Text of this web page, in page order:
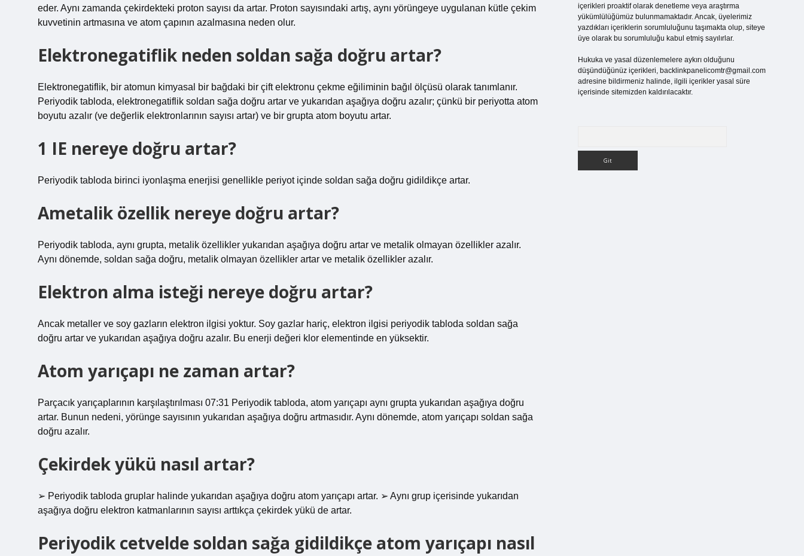
eder. Aynı zamanda çekirdekteki proton sayısı da artar. Proton sayısındaki artış, aynı yörüngeye uygulanan kütle çekim
kuvvetinin artmasına ve atom çapının azalmasına neden olur.
Elektronegatiflik neden soldan sağa doğru artar?
Elektronegatiflik, bir atomun kimyasal bir bağdaki bir çift elektronu çekme eğiliminin bağıl ölçüsü olarak tanımlanır.
Periyodik tabloda, elektronegatiflik soldan sağa doğru artar ve yukarıdan aşağıya doğru azalır; çünkü bir periyotta atom
boyutu azalır (ve değerlik elektronlarının sayısı artar) ve bir grupta atom boyutu artar.
1 IE nereye doğru artar?
Periyodik tabloda birinci iyonlaşma enerjisi genellikle periyot içinde soldan sağa doğru gidildikçe artar.
Ametalik özellik nereye doğru artar?
Periyodik tabloda, aynı grupta, metalik özellikler yukarıdan aşağıya doğru artar ve metalik olmayan özellikler azalır.
Aynı dönemde, soldan sağa doğru, metalik olmayan özellikler artar ve metalik özellikler azalır.
Elektron alma isteği nereye doğru artar?
Ancak metaller ve soy gazların elektron ilgisi yoktur. Soy gazlar hariç, elektron ilgisi periyodik tabloda soldan sağa
doğru artar ve yukarıdan aşağıya doğru azalır. Bu enerji değeri klor elementinde en yüksektir.
Atom yarıçapı ne zaman artar?
Parçacık yarıçaplarının karşılaştırılması 07:31 Periyodik tabloda, atom yarıçapı aynı grupta yukarıdan aşağıya doğru
artar. Bunun nedeni, yörünge sayısının yukarıdan aşağıya doğru artmasıdır. Aynı dönemde, atom yarıçapı soldan sağa
doğru azalır.
Çekirdek yükü nasıl artar?
➢ Periyodik tabloda gruplar halinde yukarıdan aşağıya doğru atom yarıçapı artar. ➢ Aynı grup içerisinde yukarıdan
aşağıya doğru elektron katmanlarının sayısı arttıkça çekirdek yükü de artar.
Periyodik cetvelde soldan sağa gidildikçe atom yarıçapı nasıl
içerikleri proaktif olarak denetleme veya araştırma
yükümlülüğümüz bulunmamaktadır. Ancak, üyelerimiz
yazdıkları içeriklerin sorumluluğunu taşımakta olup, siteye
üye olarak bu sorumluluğu kabul etmiş sayılırlar.
Hukuka ve yasal düzenlemelere aykırı olduğunu
düşündüğünüz içerikleri, backlinkpanelicomtr@gmail.com
adresine bildirmeniz halinde, ilgili içerikler yasal süre
içerisinde sitemizden kaldırılacaktır.